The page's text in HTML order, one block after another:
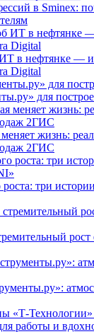
в Sminex:
в нефтянке — и
Digital
для
меняет жизнь:
2ГИС
три
рост